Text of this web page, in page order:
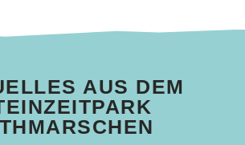
AUS DEM